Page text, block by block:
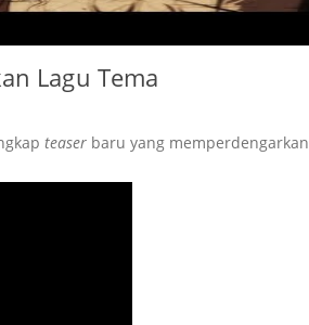
Lagu Tema
teaser baru yang memperdengarkan